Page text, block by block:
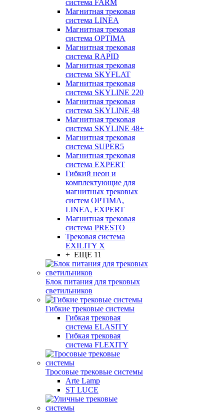
система FARM
Магнитная трековая
система LINEA
Магнитная трековая
система OPTIMA
Магнитная трековая
система RAPID
Магнитная трековая
система SKYFLAT
Магнитная трековая
система SKYLINE 220
Магнитная трековая
система SKYLINE 48
Магнитная трековая
система SKYLINE 48+
Магнитная трековая
система SUPER5
Магнитная трековая
система EXPERT
Гибкий неон и
комплектующие для
магнитных трековых
систем OPTIMA,
LINEA, EXPERT
Магнитная трековая
система PRESTO
Трековая система
EXILITY X
+ ЕЩЕ 11
Блок питания для трековых
светильников
Гибкие трековые системы
Гибкая трековая
система ELASITY
Гибкая трековая
система FLEXITY
Тросовые трековые системы
Arte Lamp
ST LUCE